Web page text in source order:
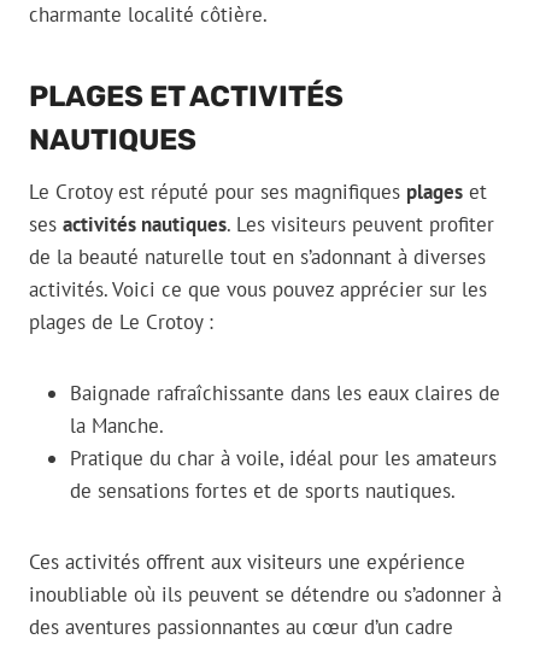
charmante localité côtière.
PLAGES ET ACTIVITÉS
NAUTIQUES
Le Crotoy est réputé pour ses magnifiques plages et
ses activités nautiques. Les visiteurs peuvent profiter
de la beauté naturelle tout en s’adonnant à diverses
activités. Voici ce que vous pouvez apprécier sur les
plages de Le Crotoy :
Baignade rafraîchissante dans les eaux claires de
la Manche.
Pratique du char à voile, idéal pour les amateurs
de sensations fortes et de sports nautiques.
Ces activités offrent aux visiteurs une expérience
inoubliable où ils peuvent se détendre ou s’adonner à
des aventures passionnantes au cœur d’un cadre